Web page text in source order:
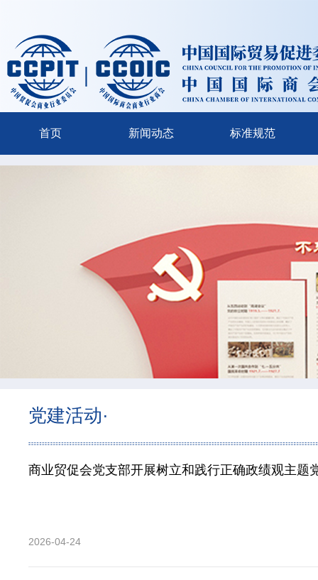
首页 新闻动态 标准规范
党建活动·
商业贸促会党支部开展树立和践行正确政绩观主题
2026-04-24